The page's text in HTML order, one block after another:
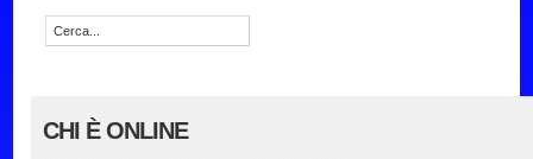
CHI È ONLINE